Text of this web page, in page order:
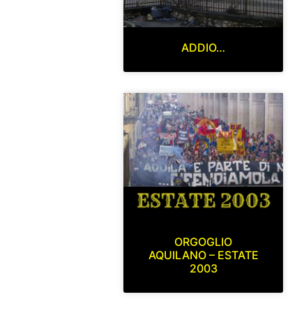
ADDIO…
ORGOGLIO
AQUILANO – ESTATE
2003